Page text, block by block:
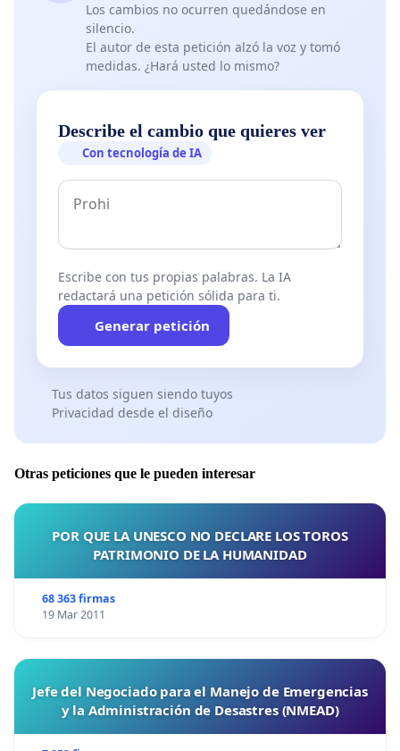
Los cambios no ocurren quedándose en
silencio.
El autor de esta petición alzó la voz y tomó
medidas. ¿Hará usted lo mismo?
Describe el cambio que quieres ver
Con tecnología de IA
Escribe con tus propias palabras. La IA
redactará una petición sólida para ti.
Generar petición
Tus datos siguen siendo tuyos
Privacidad desde el diseño
Otras peticiones que le pueden interesar
POR QUE LA UNESCO NO DECLARE LOS TOROS
PATRIMONIO DE LA HUMANIDAD
68 363 firmas
19 Mar 2011
Jefe del Negociado para el Manejo de Emergencias
y la Administración de Desastres (NMEAD)